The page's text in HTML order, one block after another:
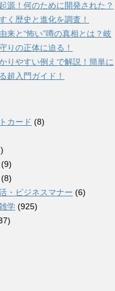
源！何のために開発された？
く歴史と進化を調査！
来と“怖い”噂の真相とは？岐
りの正体に迫る！
りやすい例えで解説！簡単に
超入門ガイド！
カード (8)
(9)
(8)
・ビジネスマナー (6)
学 (925)